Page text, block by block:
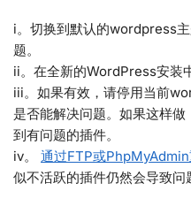
i。切换到默认的wordpress
题。
ii。在全新的WordPress安装
iii。如果有效，请停用当前
是否能解决问题。如果这样
到有问题的插件。
iv。 通过FTP或
似不活跃的插件仍然会导致问